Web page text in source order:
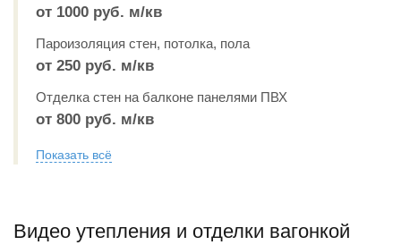
от 1000 руб. м/кв
Пароизоляция стен, потолка, пола
от 250 руб. м/кв
Отделка стен на балконе панелями ПВХ
от 800 руб. м/кв
Показать всё
Видео утепления и отделки вагонкой